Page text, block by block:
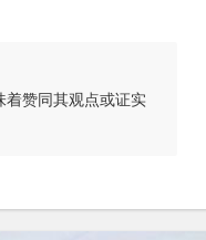
赞同其观点或证实